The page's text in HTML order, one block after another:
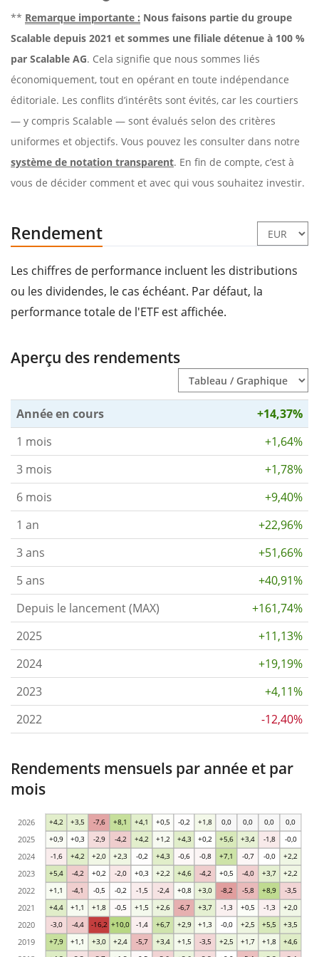
** Remarque importante : Nous faisons partie du groupe
Scalable depuis 2021 et sommes une filiale détenue à 100 %
par Scalable AG. Cela signifie que nous sommes liés
économiquement, tout en opérant en toute indépendance
éditoriale. Les conflits d’intérêts sont évités, car les courtiers
— y compris Scalable — sont évalués selon des critères
uniformes et objectifs. Vous pouvez les consulter dans notre
système de notation transparent. En fin de compte, c’est à
vous de décider comment et avec qui vous souhaitez investir.
Rendement
Les chiffres de performance incluent les distributions
ou les dividendes, le cas échéant. Par défaut, la
performance totale de l'ETF est affichée.
Aperçu des rendements
Année en cours
+14,37%
1 mois
+1,64%
3 mois
+1,78%
6 mois
+9,40%
1 an
+22,96%
3 ans
+51,66%
5 ans
+40,91%
Depuis le lancement (MAX)
+161,74%
2025
+11,13%
2024
+19,19%
2023
+4,11%
2022
-12,40%
Rendements mensuels par année et par
mois
+7,9 +1,1 +3,0 +2,4 -5,7 +3,4 +1,5 -3,5 +2,5 +1,7 +1,8 +4,6
-3,0 -4,4 -16,2 +10,0 -1,4 +6,7 +2,9 +1,3 -0,0 +2,5 +5,5 +3,5
+4,4 +1,1 +1,8 -0,5 +1,5 +2,6 -6,7 +3,7 -1,3 +0,5 -1,3 +2,0
+1,1 -4,1 -0,5 -0,2 -1,5 -2,4 +0,8 +3,0 -8,2 -5,8 +8,9 -3,5
+5,4 -4,2 +0,2 -2,0 +0,3 +2,2 +4,6 -4,2 +0,5 -4,0 +3,7 +2,2
-1,6 +4,2 +2,0 +2,3 -0,2 +4,3 -0,6 -0,8 +7,1 -0,7 -0,0 +2,2
+0,9 +0,3 -2,9 -4,2 +4,2 +1,2 +4,3 +0,2 +5,6 +3,4 -1,8 -0,0
+4,2 +3,5 -7,6 +8,1 +4,1 +0,5 -0,2 +1,8 0,0 0,0 0,0 0,0
2019
2020
2021
2022
2023
2024
2025
2026